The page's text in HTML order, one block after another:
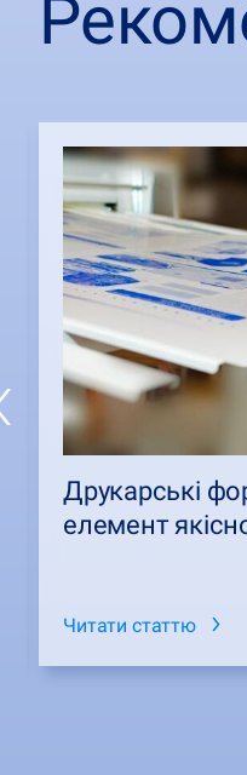
Друкарські
елемент
Читати статтю